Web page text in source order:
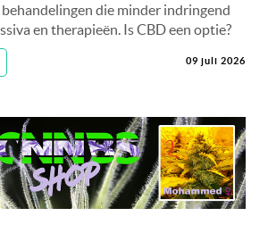
behandelingen die minder indringend
en therapieën. Is CBD een optie?
09 juli 2026